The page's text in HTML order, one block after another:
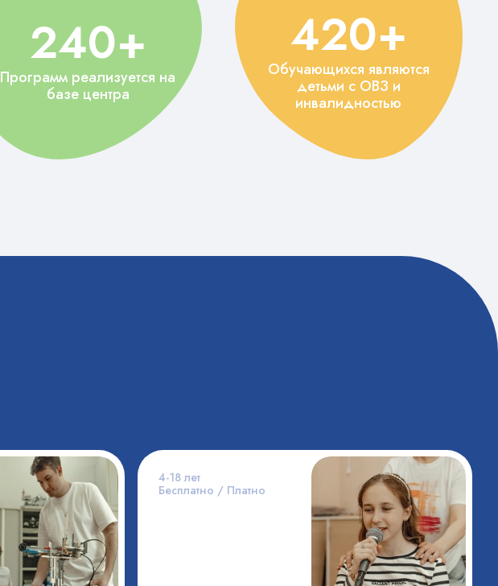
240+
Программ реализуется на
базе центра
420+
Обучающихся являются
детьми с ОВЗ и
инвалидностью
4-18 лет
Бесплатно / Платно